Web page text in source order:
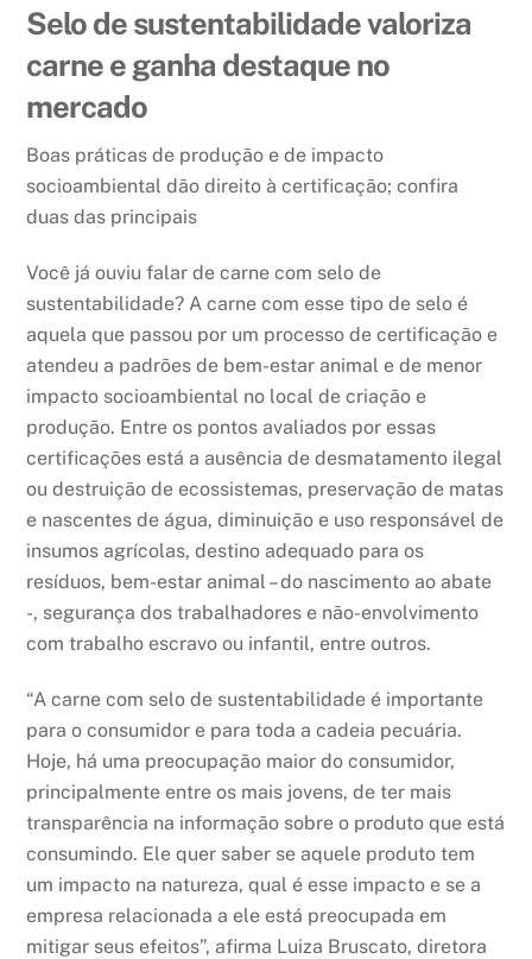
Selo de sustentabilidade valoriza
carne e ganha destaque no
mercado
Boas práticas de produção e de impacto
socioambiental dão direito à certificação; confira
duas das principais
Você já ouviu falar de carne com selo de
sustentabilidade? A carne com esse tipo de selo é
aquela que passou por um processo de certificação e
atendeu a padrões de bem-estar animal e de menor
impacto socioambiental no local de criação e
produção. Entre os pontos avaliados por essas
certificações está a ausência de desmatamento ilegal
ou destruição de ecossistemas, preservação de matas
e nascentes de água, diminuição e uso responsável de
insumos agrícolas, destino adequado para os
resíduos, bem-estar animal – do nascimento ao abate
-, segurança dos trabalhadores e não-envolvimento
com trabalho escravo ou infantil, entre outros.
“A carne com selo de sustentabilidade é importante
para o consumidor e para toda a cadeia pecuária.
Hoje, há uma preocupação maior do consumidor,
principalmente entre os mais jovens, de ter mais
transparência na informação sobre o produto que está
consumindo. Ele quer saber se aquele produto tem
um impacto na natureza, qual é esse impacto e se a
empresa relacionada a ele está preocupada em
mitigar seus efeitos”, afirma Luiza Bruscato, diretora